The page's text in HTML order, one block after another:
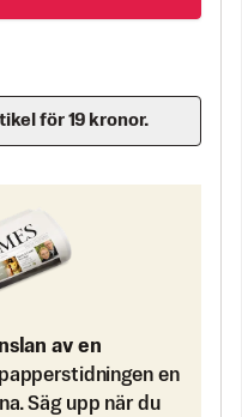
för 19 kronor.
av en
en
Säg upp när du